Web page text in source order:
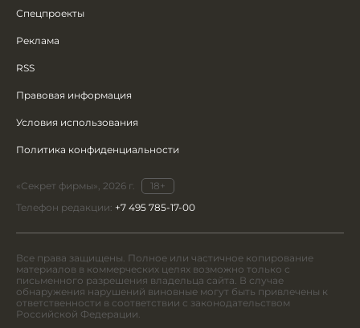
Спецпроекты
Реклама
RSS
Правовая информация
Условия использования
Политика конфиденциальности
«Секрет фирмы», 2026 г.
18+
Телефон редакции: +7 495 785-17-00
Все права защищены. Полное или частичное копирование
материалов в коммерческих целях возможно только с
письменного разрешения владельца сайта. В случае
обнаружения нарушений виновные могут быть привлечены к
ответственности в соответствии с законодательством
Российской Федерации.